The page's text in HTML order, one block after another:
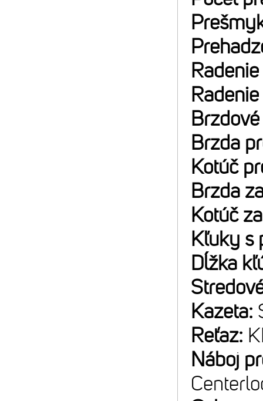
Brzda
Kotúč
Brzda
Kotúč
Kľuky s
Dĺžka
Kazeta:
Reťaz:
Náboj